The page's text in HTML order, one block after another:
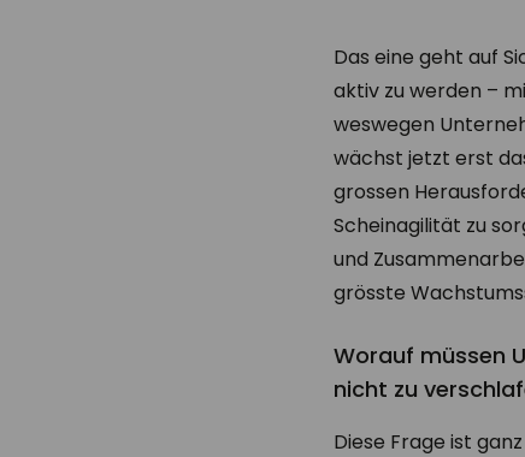
Das eine geht auf
aktiv zu werden –
weswegen
wächst jetzt erst
grossen
Scheinagilität zu
und
grösste
Worauf müssen
nicht zu
Diese Frage ist